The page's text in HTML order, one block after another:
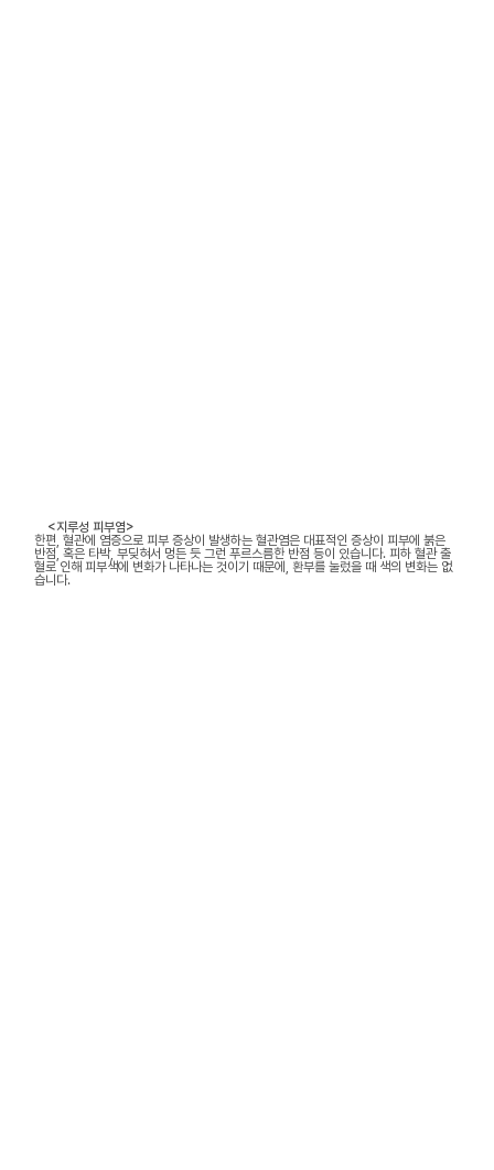
<지루성 피부염>
한편, 혈관에 염증으로 피부 증상이 발생하는 혈관염은 대표적인 증상이 피부에 붉은
반점, 혹은 타박, 부딪혀서 멍든 듯 그런 푸르스름한 반점 등이 있습니다. 피하 혈관 출
혈로 인해 피부색에 변화가 나타나는 것이기 때문에, 환부를 눌렀을 때 색의 변화는 없
습니다.